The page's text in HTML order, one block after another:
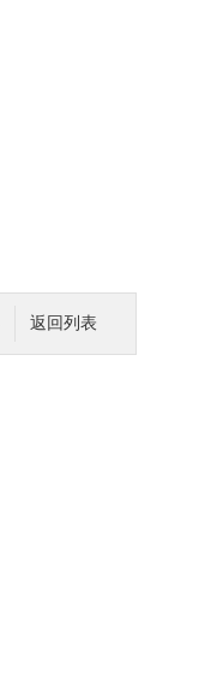
返回列表